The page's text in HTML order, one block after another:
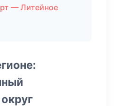
— Литейное